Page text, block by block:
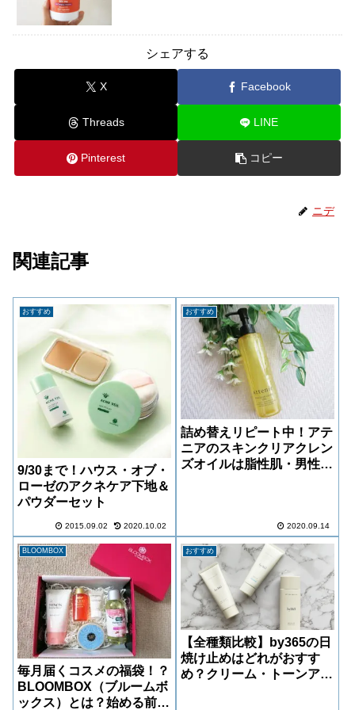
シェアする
X Facebook
Threads LINE
Pinterest コピー
ニデ
関連記事
おすすめ
9/30まで！ハウス・オブ・
ローゼのアクネケア下地＆
パウダーセット
2015.09.02 2020.10.02
おすすめ
詰め替えリピート中！アテ
ニアのスキンクリアクレン
ズオイルは脂性肌・男性に
2020.09.14
BLOOMBOX
毎月届くコスメの福袋！？
BLOOMBOX（ブルームボ
ックス）とは？始める前に
おすすめ
【全種類比較】by365の日
焼け止めはどれがおすす
め？クリーム・トーンアッ